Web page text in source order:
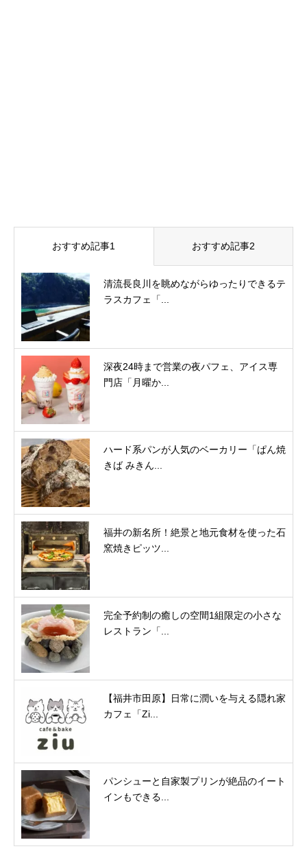
おすすめ記事1 おすすめ記事2
清流長良川を眺めながらゆったりできるテ
ラスカフェ「...
深夜24時まで営業の夜パフェ、アイス専
門店「月曜か...
ハード系パンが人気のベーカリー「ぱん焼
きば みきん...
福井の新名所！絶景と地元食材を使った石
窯焼きピッツ...
完全予約制の癒しの空間1組限定の小さな
レストラン「...
【福井市田原】日常に潤いを与える隠れ家
カフェ「Zi...
パンシューと自家製プリンが絶品のイート
インもできる...